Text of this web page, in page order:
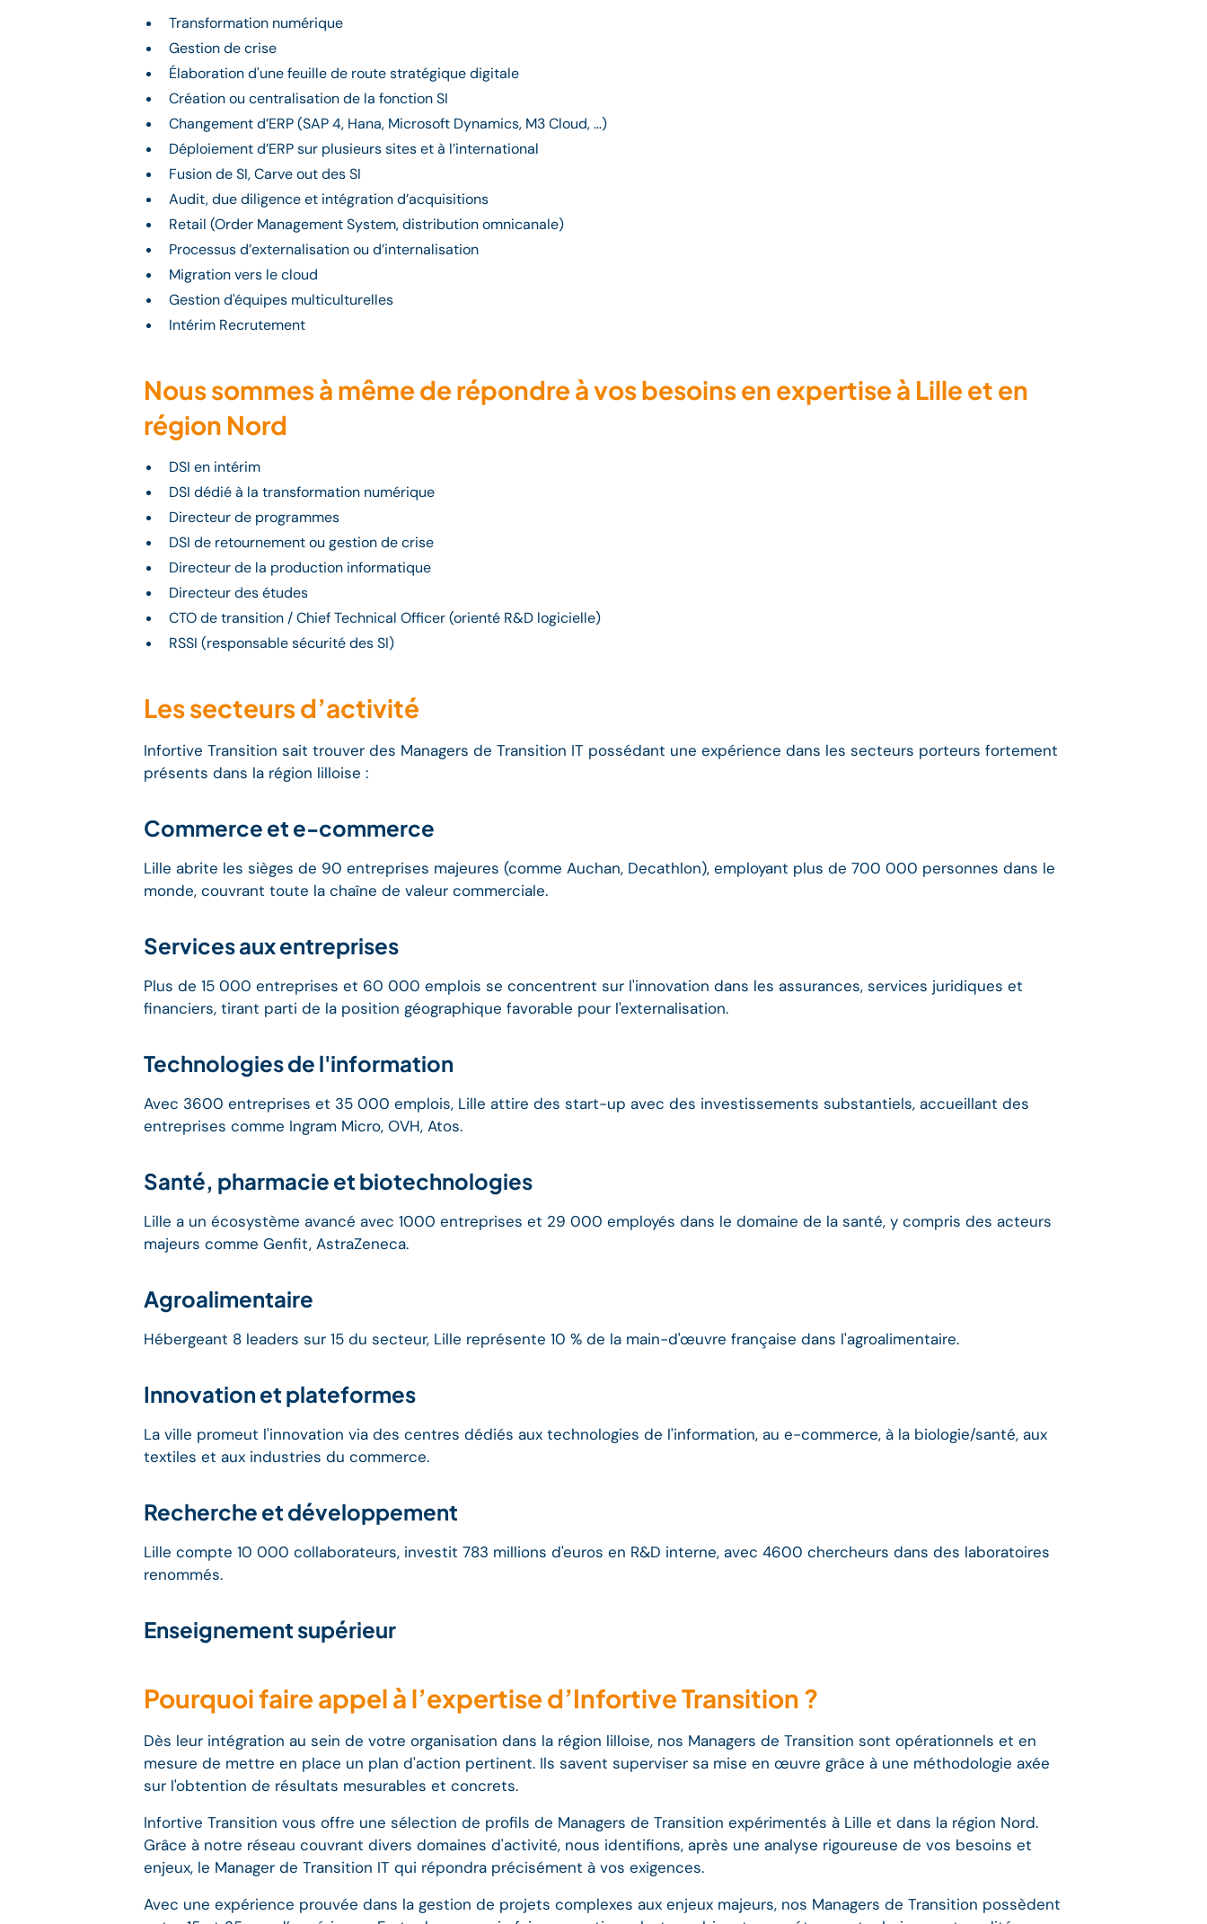
Transformation numérique
Gestion de crise
Élaboration d'une feuille de route stratégique digitale
Création ou centralisation de la fonction SI
Changement d’ERP (SAP 4, Hana, Microsoft Dynamics, M3 Cloud, …)
Déploiement d’ERP sur plusieurs sites et à l’international
Fusion de SI, Carve out des SI
Audit, due diligence et intégration d’acquisitions
Retail (Order Management System, distribution omnicanale)
Processus d’externalisation ou d’internalisation
Migration vers le cloud
Gestion d'équipes multiculturelles
Intérim Recrutement
Nous sommes à même de répondre à vos besoins en expertise à Lille et en
région Nord
DSI en intérim
DSI dédié à la transformation numérique
Directeur de programmes
DSI de retournement ou gestion de crise
Directeur de la production informatique
Directeur des études
CTO de transition / Chief Technical Officer (orienté R&D logicielle)
RSSI (responsable sécurité des SI)
Les secteurs d’activité
Infortive Transition sait trouver des Managers de Transition IT possédant une expérience dans les secteurs porteurs fortement
présents dans la région lilloise :
Commerce et e-commerce
Lille abrite les sièges de 90 entreprises majeures (comme Auchan, Decathlon), employant plus de 700 000 personnes dans le
monde, couvrant toute la chaîne de valeur commerciale.
Services aux entreprises
Plus de 15 000 entreprises et 60 000 emplois se concentrent sur l'innovation dans les assurances, services juridiques et
financiers, tirant parti de la position géographique favorable pour l'externalisation.
Technologies de l'information
Avec 3600 entreprises et 35 000 emplois, Lille attire des start-up avec des investissements substantiels, accueillant des
entreprises comme Ingram Micro, OVH, Atos.
Santé, pharmacie et biotechnologies
Lille a un écosystème avancé avec 1000 entreprises et 29 000 employés dans le domaine de la santé, y compris des acteurs
majeurs comme Genfit, AstraZeneca.
Agroalimentaire
Hébergeant 8 leaders sur 15 du secteur, Lille représente 10 % de la main-d'œuvre française dans l'agroalimentaire.
Innovation et plateformes
La ville promeut l'innovation via des centres dédiés aux technologies de l'information, au e-commerce, à la biologie/santé, aux
textiles et aux industries du commerce.
Recherche et développement
Lille compte 10 000 collaborateurs, investit 783 millions d'euros en R&D interne, avec 4600 chercheurs dans des laboratoires
renommés.
Enseignement supérieur
Pourquoi faire appel à l’expertise d’Infortive Transition ?
Dès leur intégration au sein de votre organisation dans la région lilloise, nos Managers de Transition sont opérationnels et en
mesure de mettre en place un plan d'action pertinent. Ils savent superviser sa mise en œuvre grâce à une méthodologie axée
sur l'obtention de résultats mesurables et concrets.
Infortive Transition vous offre une sélection de profils de Managers de Transition expérimentés à Lille et dans la région Nord.
Grâce à notre réseau couvrant divers domaines d'activité, nous identifions, après une analyse rigoureuse de vos besoins et
enjeux, le Manager de Transition IT qui répondra précisément à vos exigences.
Avec une expérience prouvée dans la gestion de projets complexes aux enjeux majeurs, nos Managers de Transition possèdent